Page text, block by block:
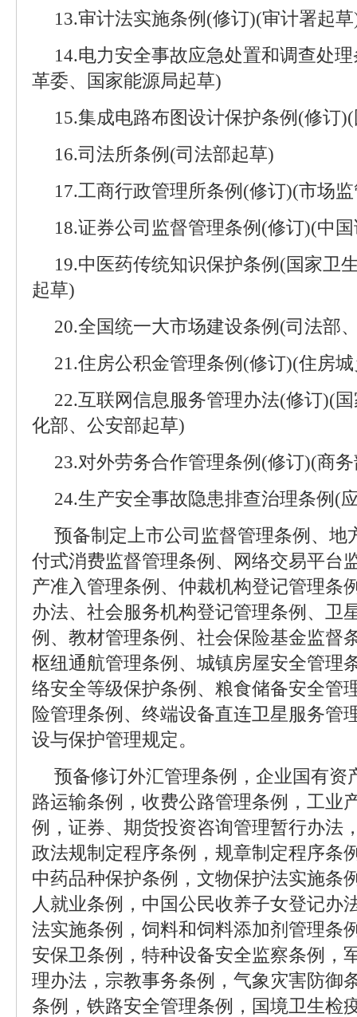
13.审计法实施条例(修订)(审计署起
14.电力安全事故应急处置和调查处
革委、国家能源局起草)
15.集成电路布图设计保护条例(修订
16.司法所条例(司法部起草)
17.工商行政管理所条例(修订)(市场
18.证券公司监督管理条例(修订)(中
19.中医药传统知识保护条例(国家卫
起草)
20.全国统一大市场建设条例(司法部
21.住房公积金管理条例(修订)(住房
22.互联网信息服务管理办法(修订)(
化部、公安部起草)
23.对外劳务合作管理条例(修订)(商
24.生产安全事故隐患排查治理条例(
预备制定上市公司监督管理条例、地
付式消费监督管理条例、网络交易平台
产准入管理条例、仲裁机构登记管理条
办法、社会服务机构登记管理条例、卫
例、教材管理条例、社会保险基金监督
枢纽通航管理条例、城镇房屋安全管理
络安全等级保护条例、粮食储备安全管
险管理条例、终端设备直连卫星服务管
设与保护管理规定。
预备修订外汇管理条例，企业国有资
路运输条例，收费公路管理条例，工业
例，证券、期货投资咨询管理暂行办法
政法规制定程序条例，规章制定程序条
中药品种保护条例，文物保护法实施条
人就业条例，中国公民收养子女登记办
法实施条例，饲料和饲料添加剂管理条
安保卫条例，特种设备安全监察条例，
理办法，宗教事务条例，气象灾害防御
条例，铁路安全管理条例，国境卫生检